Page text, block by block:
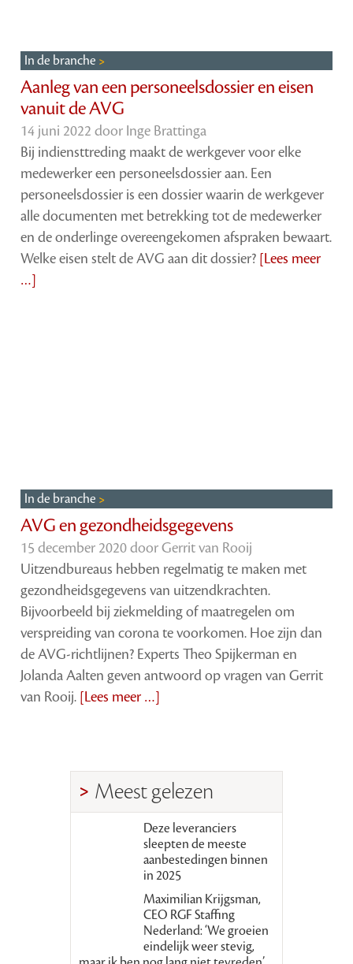
In de branche
Aanleg van een personeelsdossier en eisen
vanuit de AVG
14 juni 2022 door Inge Brattinga
Bij indiensttreding maakt de werkgever voor elke
medewerker een personeelsdossier aan. Een
personeelsdossier is een dossier waarin de werkgever
alle documenten met betrekking tot de medewerker
en de onderlinge overeengekomen afspraken bewaart.
Welke eisen stelt de AVG aan dit dossier? [Lees meer
…]
In de branche
AVG en gezondheidsgegevens
15 december 2020 doorGerrit van Rooij
Uitzendbureaus hebben regelmatig te maken met
gezondheidsgegevens van uitzendkrachten.
Bijvoorbeeld bij ziekmelding of maatregelen om
verspreiding van corona te voorkomen. Hoe zijn dan
de AVG-richtlijnen? Experts Theo Spijkerman en
Jolanda Aalten geven antwoord op vragen van Gerrit
van Rooij. [Lees meer …]
Meest gelezen
Deze leveranciers
sleepten de meeste
aanbestedingen binnen
in 2025
Maximilian Krijgsman,
CEO RGF Staffing
Nederland: ‘We groeien
eindelijk weer stevig,